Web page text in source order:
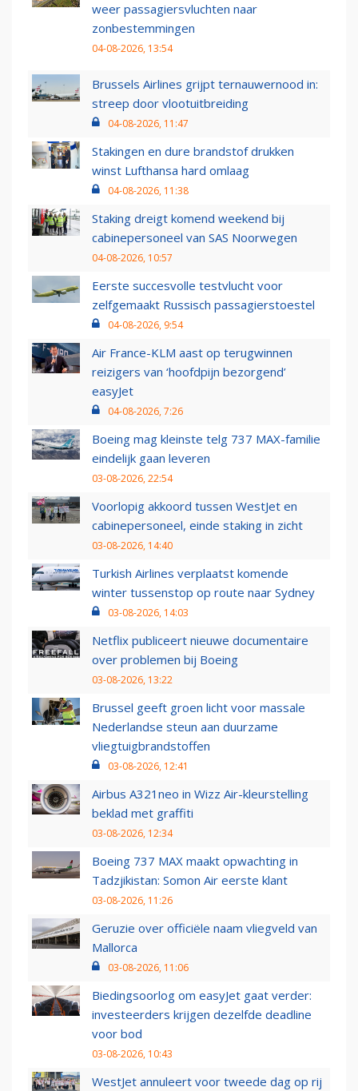
weer passagiersvluchten naar
zonbestemmingen
04-08-2026, 13:54
Brussels Airlines grijpt ternauwernood in:
streep door vlootuitbreiding
04-08-2026, 11:47
Stakingen en dure brandstof drukken
winst Lufthansa hard omlaag
04-08-2026, 11:38
Staking dreigt komend weekend bij
cabinepersoneel van SAS Noorwegen
04-08-2026, 10:57
Eerste succesvolle testvlucht voor
zelfgemaakt Russisch passagierstoestel
04-08-2026, 9:54
Air France-KLM aast op terugwinnen
reizigers van ‘hoofdpijn bezorgend’
easyJet
04-08-2026, 7:26
Boeing mag kleinste telg 737 MAX-familie
eindelijk gaan leveren
03-08-2026, 22:54
Voorlopig akkoord tussen WestJet en
cabinepersoneel, einde staking in zicht
03-08-2026, 14:40
Turkish Airlines verplaatst komende
winter tussenstop op route naar Sydney
03-08-2026, 14:03
Netflix publiceert nieuwe documentaire
over problemen bij Boeing
03-08-2026, 13:22
Brussel geeft groen licht voor massale
Nederlandse steun aan duurzame
vliegtuigbrandstoffen
03-08-2026, 12:41
Airbus A321neo in Wizz Air-kleurstelling
beklad met graffiti
03-08-2026, 12:34
Boeing 737 MAX maakt opwachting in
Tadzjikistan: Somon Air eerste klant
03-08-2026, 11:26
Geruzie over officiële naam vliegveld van
Mallorca
03-08-2026, 11:06
Biedingsoorlog om easyJet gaat verder:
investeerders krijgen dezelfde deadline
voor bod
03-08-2026, 10:43
WestJet annuleert voor tweede dag op rij